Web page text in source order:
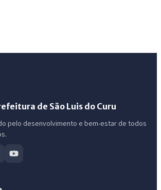
de São Luis do Curu
pelo desenvolvimento e bem-estar de todos